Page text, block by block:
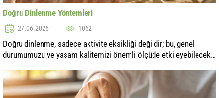
Doğru Dinlenme Yöntemleri
27.06.2026 1062
Doğru dinlenme, sadece aktivite eksikliği değildir; bu, genel
durumumuzu ve yaşam kalitemizi önemli ölçüde etkileyebilecek
dünyamızda, pek çok ..